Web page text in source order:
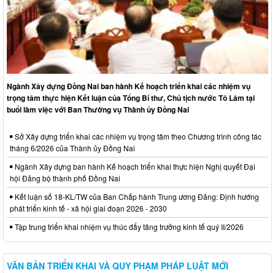
Ngành Xây dựng Đồng Nai ban hành Kế hoạch triển khai các nhiệm vụ
trọng tâm thực hiện Kết luận của Tổng Bí thư, Chủ tịch nước Tô Lâm tại
buổi làm việc với Ban Thường vụ Thành ủy Đồng Nai
Sở Xây dựng triển khai các nhiệm vụ trọng tâm theo Chương trình công tác
tháng 6/2026 của Thành ủy Đồng Nai
Ngành Xây dựng ban hành Kế hoạch triển khai thực hiện Nghị quyết Đại
hội Đảng bộ thành phố Đồng Nai
Kết luận số 18-KL/TW của Ban Chấp hành Trung ương Đảng: Định hướng
phát triển kinh tế - xã hội giai đoạn 2026 - 2030
Tập trung triển khai nhiệm vụ thúc đẩy tăng trưởng kinh tế quý II/2026
VĂN BẢN TRIỂN KHAI VÀ QUY PHẠM PHÁP LUẬT MỚI